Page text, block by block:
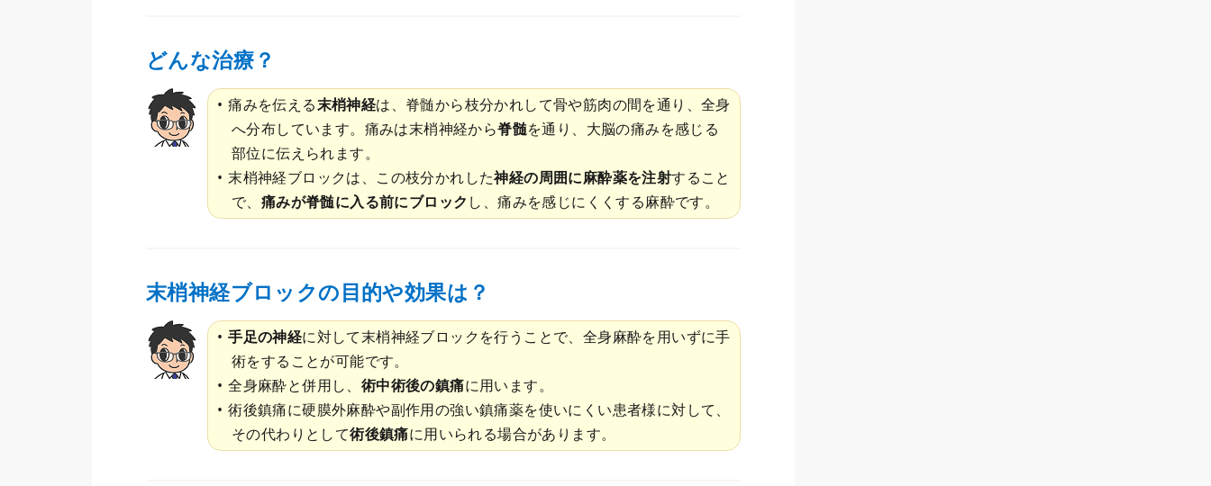
どんな治療？
痛みを伝える末梢神経は、脊髄から枝分かれして骨や筋肉の間を通り、全身
へ分布しています。痛みは末梢神経から脊髄を通り、大脳の痛みを感じる
部位に伝えられます。
末梢神経ブロックは、この枝分かれした神経の周囲に麻酔薬を注射すること
で、 痛みが脊髄に入る前にブロック し、痛みを感じにくくする麻酔です。
末梢神経ブロックの目的や効果は？
手足の神経に対して末梢神経ブロックを行うことで、全身麻酔を用いずに手
術をすることが可能です。
全身麻酔と併用し、 術中術後の鎮痛に用います。
術後鎮痛に硬膜外麻酔や副作用の強い鎮痛薬を使いにくい患者様に対して、
その代わりとして術後鎮痛に用いられる場合があります。